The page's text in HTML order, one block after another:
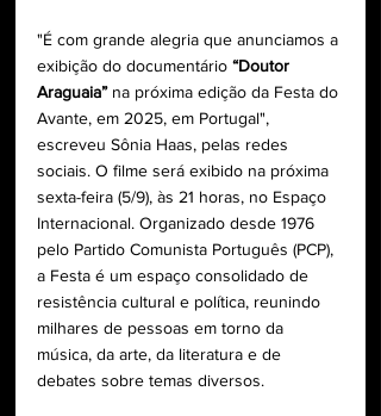
"É com grande alegria que anunciamos a
exibição do documentário “Doutor
Araguaia” na próxima edição da Festa do
Avante, em 2025, em Portugal",
escreveu Sônia Haas, pelas redes
sociais. O filme será exibido na próxima
sexta-feira (5/9), às 21 horas, no Espaço
Internacional. Organizado desde 1976
pelo Partido Comunista Português (PCP),
a Festa é um espaço consolidado de
resistência cultural e política, reunindo
milhares de pessoas em torno da
música, da arte, da literatura e de
debates sobre temas diversos.